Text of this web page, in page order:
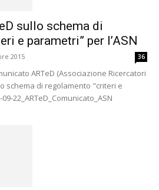
sullo schema di
e parametri” per l’ASN
2015 36
ARTeD (Associazione Ricercatori
schema di regolamento "criteri e
22_ARTeD_Comunicato_ASN